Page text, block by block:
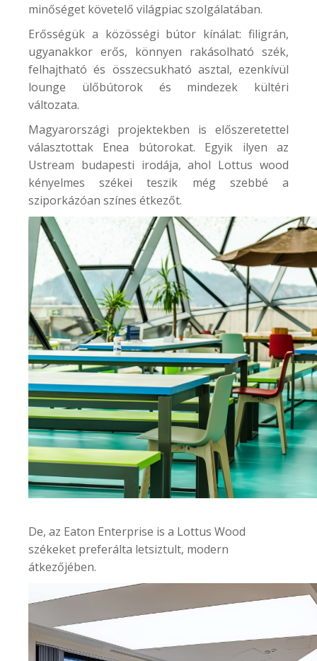
minőséget követelő világpiac szolgálatában.
Erősségük a közösségi bútor kínálat: filigrán,
ugyanakkor erős, könnyen rakásolható szék,
felhajtható és összecsukható asztal, ezenkívül
lounge ülőbútorok és mindezek kültéri
változata.
Magyarországi projektekben is előszeretettel
választottak Enea bútorokat. Egyik ilyen az
Ustream budapesti irodája, ahol Lottus wood
kényelmes székei teszik még szebbé a
sziporkázóan színes étkezőt.
De, az Eaton Enterprise is a Lottus Wood
székeket preferálta letsiztult, modern
átkezőjében.